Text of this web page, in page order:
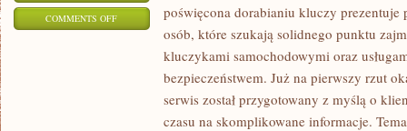
COMMENTS OFFON
UBEZPIECZENIA
AUTOCASCO
poświęcona dorabianiu kluczy prezentuje
osób, które szukają solidnego punktu
kluczykami samochodowymi oraz
bezpieczeństwem. Już na pierwszy rzut
serwis został przygotowany z myślą o
czasu na skomplikowane informacje.